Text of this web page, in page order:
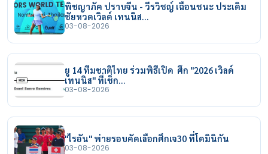
พิชญาภัค ปราบจีน - วีรวิชญ์ เฉือนชนะ ประเดิม
ชัยหวดเวิลด์ เทนนิส…
03-08-2026
ยู 14 ทีมชาติไทย ร่วมพิธีเปิด ศึก "2026 เวิลด์
เทนนิส" ที่เช็ก…
03-08-2026
"ไรอัน" พ่ายรอบคัดเลือกศึกเจ30 ที่โดมินิกัน
03-08-2026